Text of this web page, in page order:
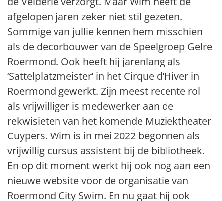
afgelopen jaren zeker niet stil gezeten.
Sommige van jullie kennen hem misschien
als de decorbouwer van de Speelgroep Gelre
Roermond. Ook heeft hij jarenlang als
‘Sattelplatzmeister’ in het Cirque d’Hiver in
Roermond gewerkt. Zijn meest recente rol
als vrijwilliger is medewerker aan de
rekwisieten van het komende Muziektheater
Cuypers. Wim is in mei 2022 begonnen als
vrijwillig cursus assistent bij de bibliotheek.
En op dit moment werkt hij ook nog aan een
nieuwe website voor de organisatie van
Roermond City Swim. En nu gaat hij ook